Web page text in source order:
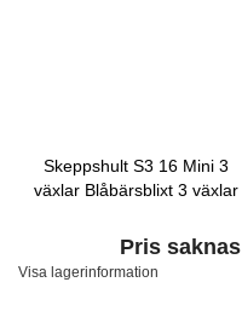
Skeppshult S3 16 Mini 3
växlar Blåbärsblixt 3 växlar
Pris saknas
Visa lagerinformation